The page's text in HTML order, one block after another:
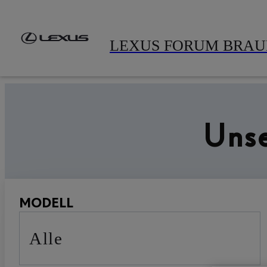
LEXUS FORUM
Sie möchten ohne Lieferzeit einen Neuwagen oder jungen,
MODELL
Alle